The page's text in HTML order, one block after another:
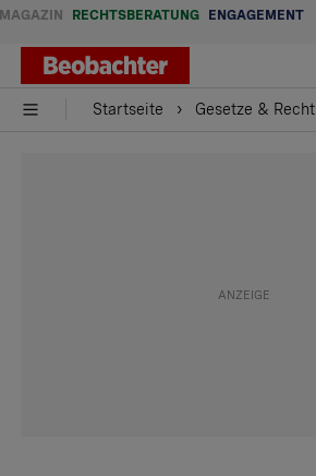
MAGAZIN RECHTSBERATUNG ENGAGEMENT
Startseite Gesetze & Recht